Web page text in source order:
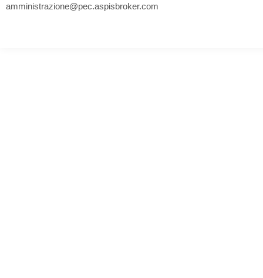
amministrazione@pec.aspisbroker.com